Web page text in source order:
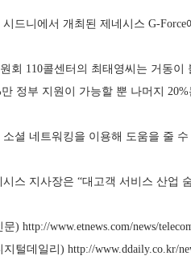
시드니에서 개최된 제네시스 G-
회 110콜센터의 최태영씨는 거동
만 정부 지원이 가능할 뿐 나머지
소셜 네트워킹을 이용해 도움을 줄
시스 지사장은 “대고객 서비스 산업
문) http://www.etnews.com/news/
지털데일리) http://www.ddaily.co.kr/